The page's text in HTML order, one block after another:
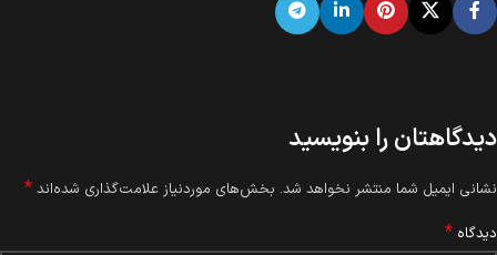
دیدگاهتان را بنویسید
نشانی ایمیل شما منتشر نخواهد شد. بخش‌های موردنیاز علامت‌گذاری شده‌اند *
دیدگاه *